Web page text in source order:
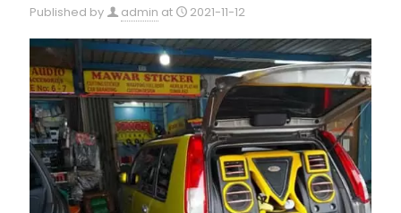
Published by admin at 2021-11-12